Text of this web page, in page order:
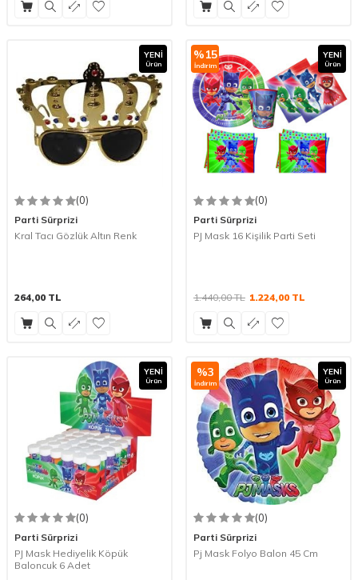
YENI
Ürün
(0)
Parti Sürprizi
Kral Tacı Gözlük Altın Renk
264,00 TL
%15
İndirim
YENI
Ürün
(0)
Parti Sürprizi
PJ Mask 16 Kişilik Parti Seti
1.440,00TL 1.224,00TL
YENI
Ürün
(0)
Parti Sürprizi
PJ Mask Hediyelik Köpük
Baloncuk 6 Adet
%3
İndirim
YENI
Ürün
(0)
Parti Sürprizi
Pj Mask Folyo Balon 45 Cm